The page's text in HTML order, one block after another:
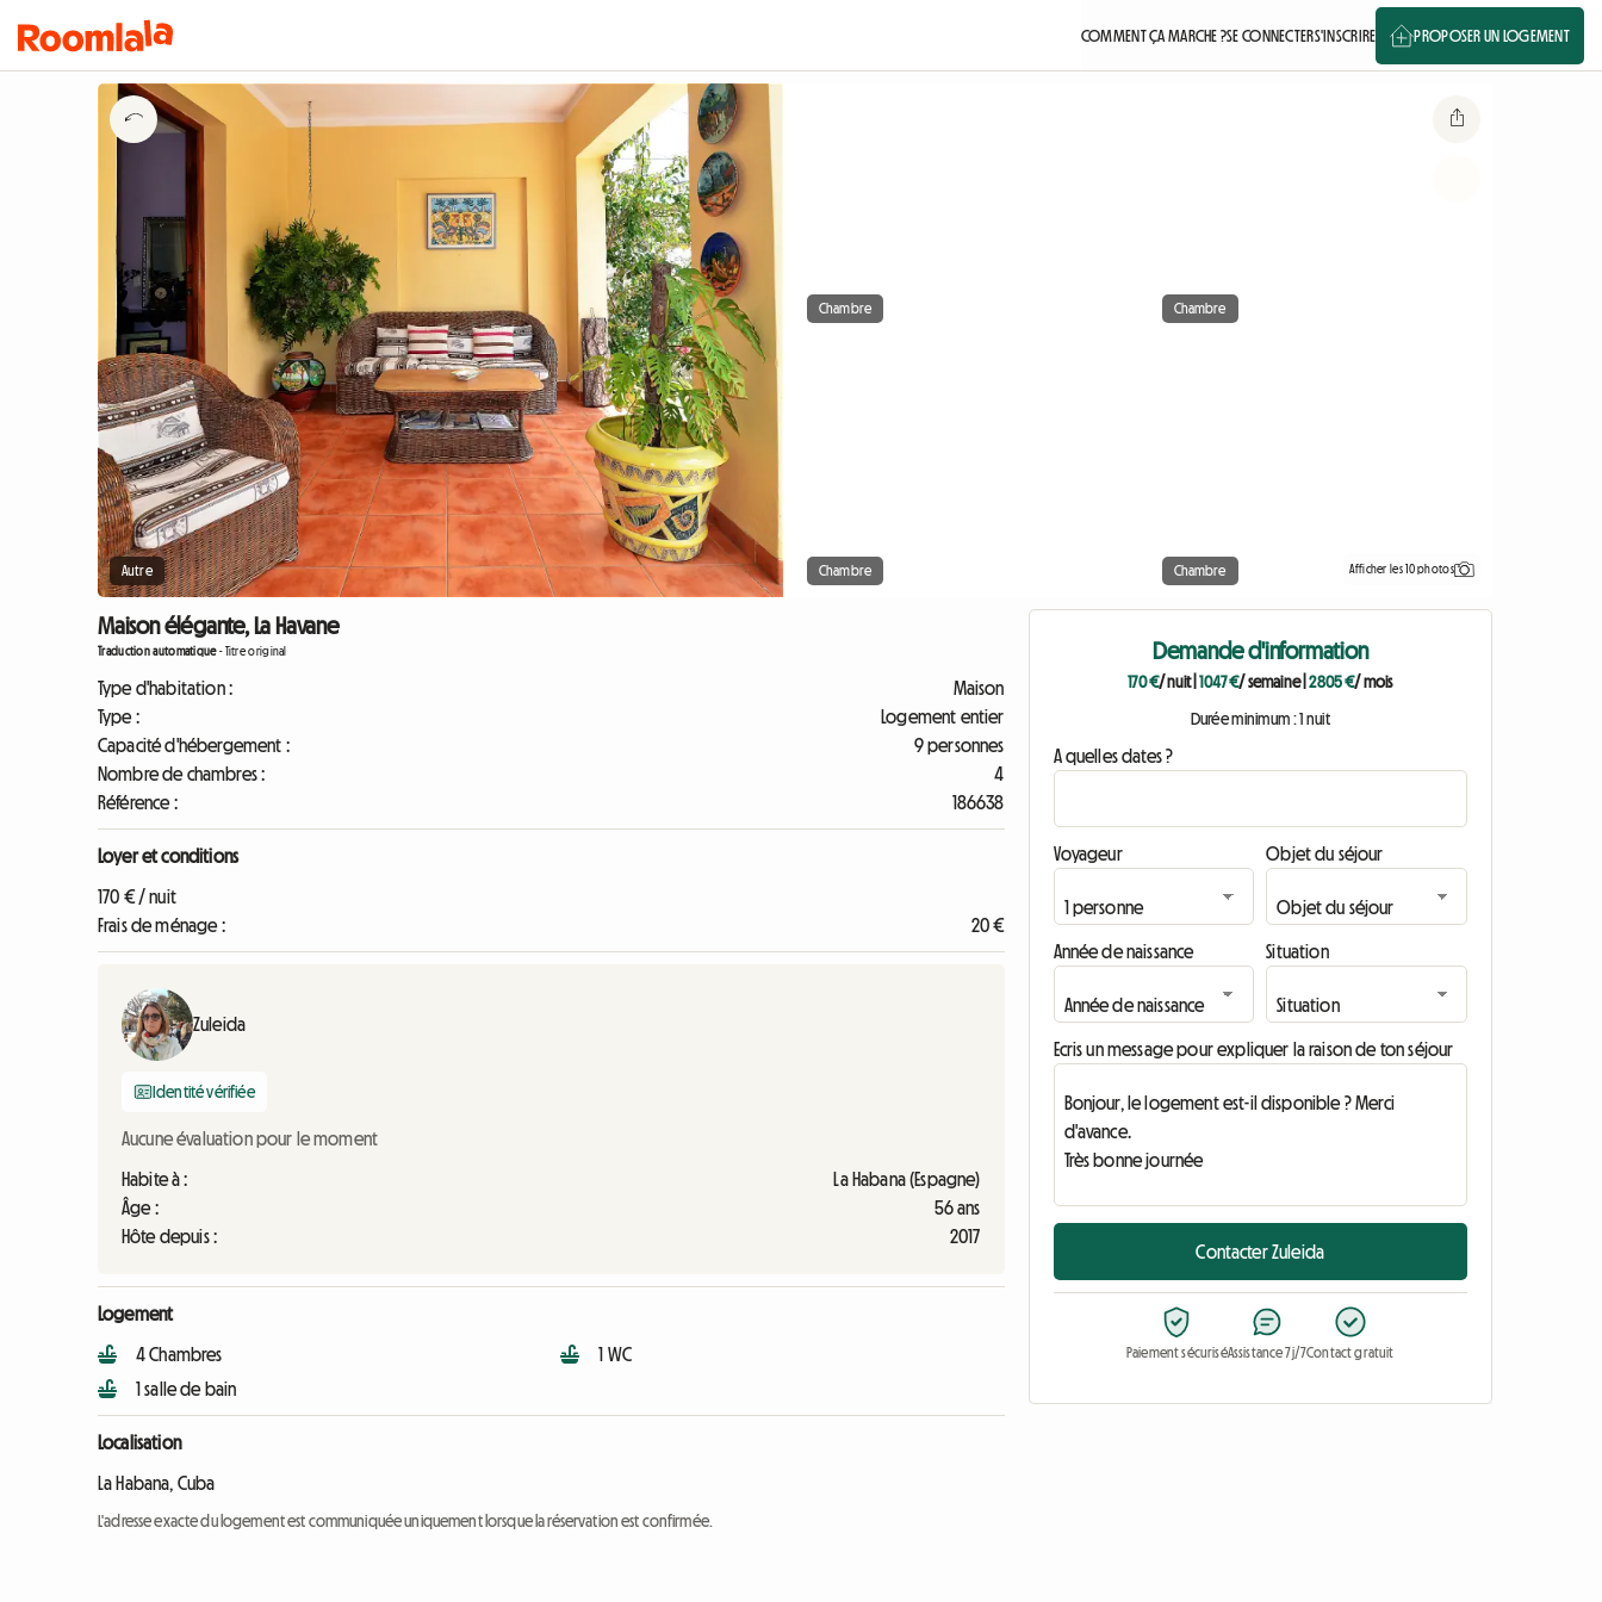
COMMENT ÇA MARCHE ?SE CONNECTERS'INSCRIRE PROPOSER UN LOGEMENT
Autre
Chambre Chambre
Chambre Chambre Afficher les 10 photos
Maison élégante, La Havane
Traduction automatique-Titre original
Type d'habitation :
Maison
Type :
Logement entier
Capacité d'hébergement :
9 personnes
Nombre de chambres :
4
Référence :
186638
Loyer et conditions
170 € / nuit
Frais de ménage :
20 €
Zuleida
Identité vérifiée
Aucune évaluation pour le moment
Habite à :
La Habana (Espagne)
Âge :
56 ans
Hôte depuis :
2017
Logement
4 Chambres
1 salle de bain
1 WC
Localisation
La Habana, Cuba
L'adresse exacte du logement est communiquée uniquement lorsque la réservation est confirmée.
Demande d'information
170 €/ nuit|1047 €/ semaine|2805 €/ mois
Durée minimum : 1 nuit
A quelles dates ?
Voyageur Objet du séjour
Année de naissance Situation
Ecris un message pour expliquer la raison de ton séjour
Contacter Zuleida
Paiement sécuriséAssistance 7j/7Contact gratuit